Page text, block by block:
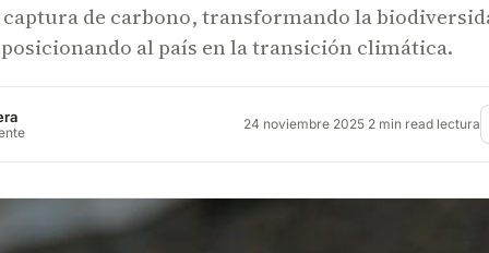
de carbono, transformando la
al país en la transición climática.
24 noviembre 2025·2 min read lectura